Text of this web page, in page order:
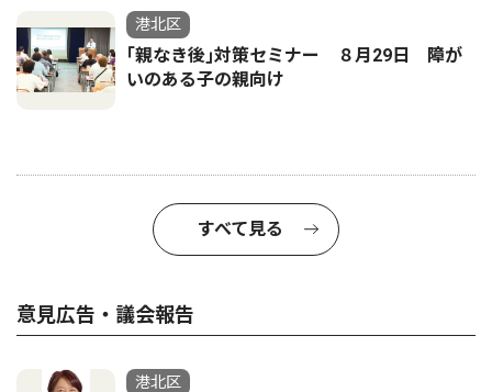
港北区
｢親なき後｣対策セミナー ８月29日 障が
いのある子の親向け
すべて見る
意見広告・議会報告
港北区